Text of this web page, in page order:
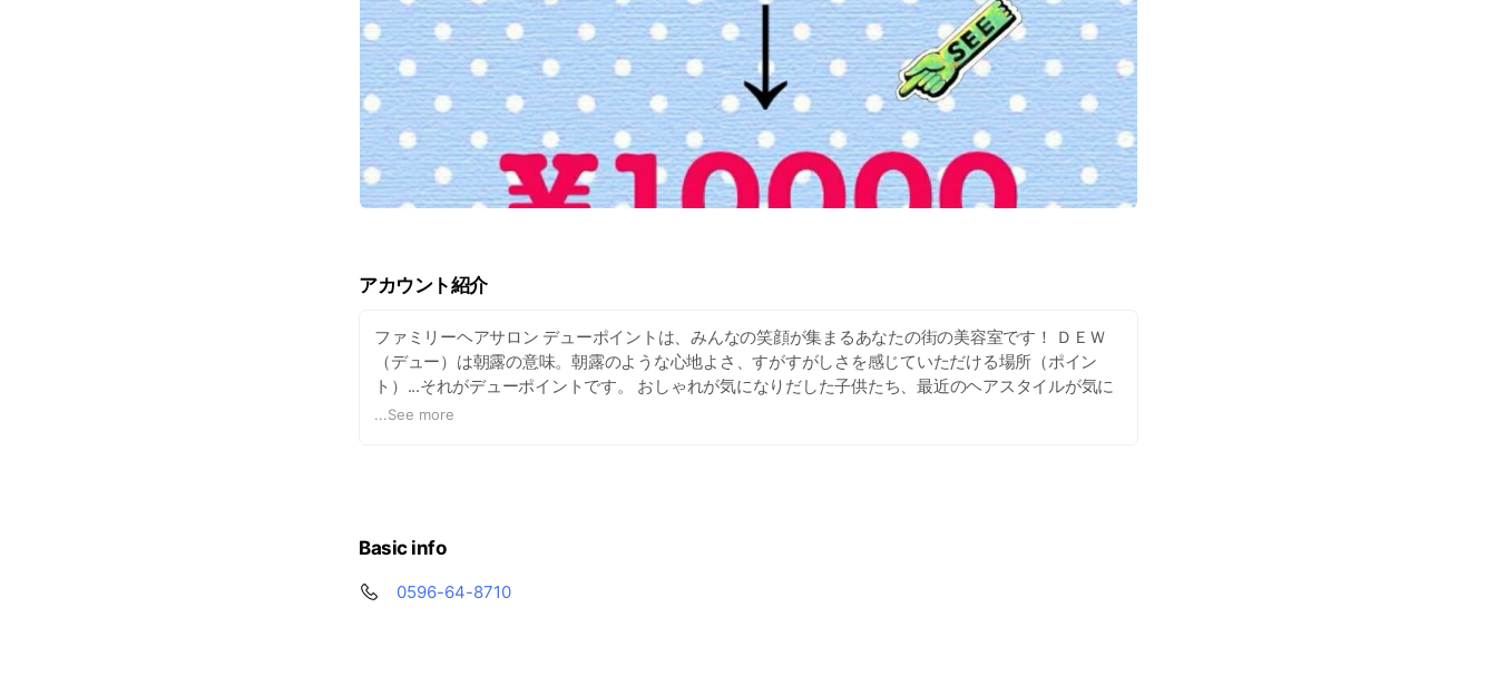
アカウント紹介
ファミリーヘアサロン デューポイントは、みんなの笑顔が集まるあなたの街の美容室です！ ＤＥＷ
（デュー）は朝露の意味。朝露のような心地よさ、すがすがしさを感じていただける場所（ポイン
ト）...それがデューポイントです。 おしゃれが気になりだした子供たち、最近のヘアスタイルが気に
なるティーン、 エイジレスがテーマのミセス、かっこよく変身したいパパ... そんなすてきなファミリ
...See more
Basic info
0596-64-8710